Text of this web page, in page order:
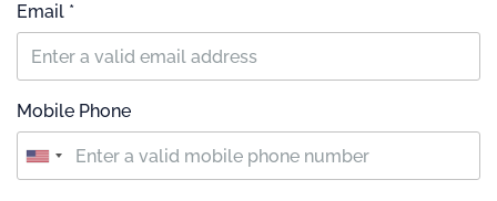
Email *
Mobile Phone